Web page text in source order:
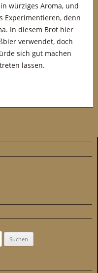
würziges Aroma, und
Experimentieren, denn
In diesem Brot hier
verwendet, doch
sich gut machen
lassen.